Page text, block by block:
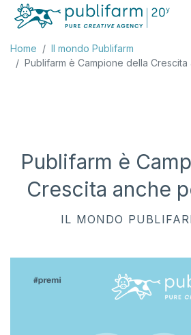
Home
Il mondo Publifarm
Publifarm è Campione della
Publifarm è
Crescita anche
IL MONDO